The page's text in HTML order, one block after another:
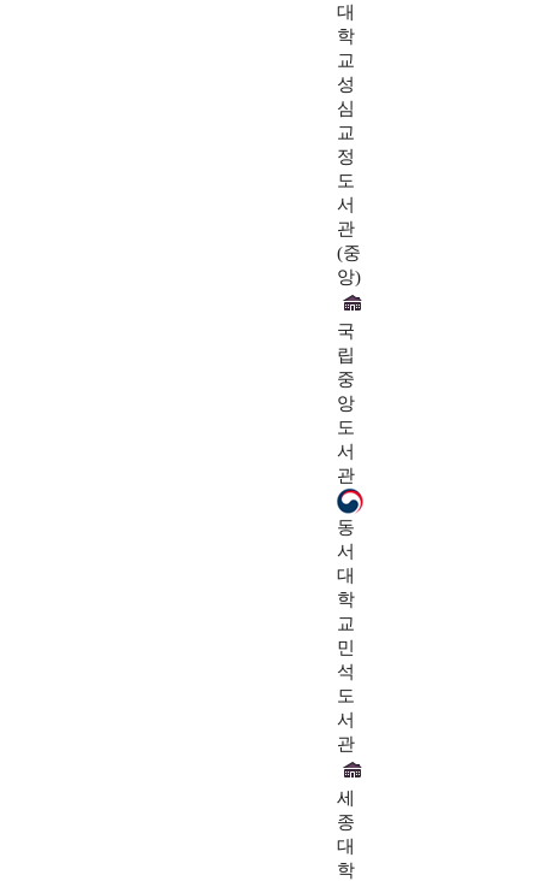
대
학
교
성
심
교
정
도
서
관
(중
앙)
국
립
중
앙
도
서
관
동
서
대
학
교
민
석
도
서
관
세
종
대
학